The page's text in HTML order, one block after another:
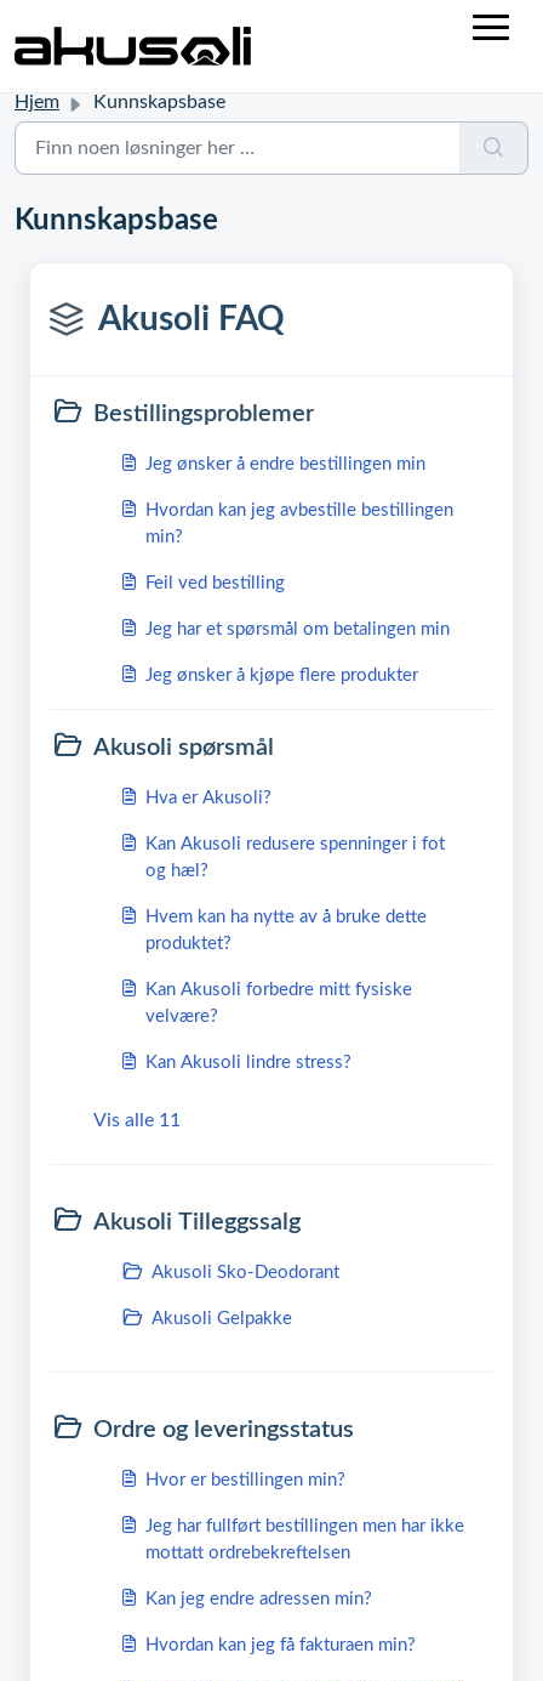
Hjem Kunnskapsbase
Kunnskapsbase
Akusoli FAQ
Bestillingsproblemer
Jeg ønsker å endre bestillingen min
Hvordan kan jeg avbestille bestillingen
min?
Feil ved bestilling
Jeg har et spørsmål om betalingen min
Jeg ønsker å kjøpe flere produkter
Akusoli spørsmål
Hva er Akusoli?
Kan Akusoli redusere spenninger i fot
og hæl?
Hvem kan ha nytte av å bruke dette
produktet?
Kan Akusoli forbedre mitt fysiske
velvære?
Kan Akusoli lindre stress?
Vis alle 11
Akusoli Tilleggssalg
Akusoli Sko-Deodorant
Akusoli Gelpakke
Ordre og leveringsstatus
Hvor er bestillingen min?
Jeg har fullført bestillingen men har ikke
mottatt ordrebekreftelsen
Kan jeg endre adressen min?
Hvordan kan jeg få fakturaen min?